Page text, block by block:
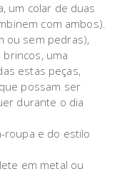
um colar de duas
com ambos).
ou sem pedras),
brincos, uma
estas peças,
possam ser
durante o dia
roupa e do estilo
em metal ou